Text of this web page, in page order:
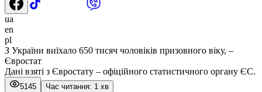
ua
en
pl
З України виїхало 650 тисяч чоловіків призовного віку, –
Євростат
Дані взяті з Євростату – офіційного статистичного органу ЄС.
5145 Час читання: 1 хв